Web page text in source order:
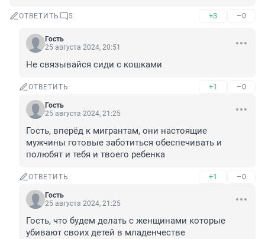
ОТВЕТИТЬ 5 +3 –0
Гость
25 августа 2024, 20:51
Не связывайся сиди с кошками
ОТВЕТИТЬ +1 –0
Гость
25 августа 2024, 21:25
Гость, вперёд к мигрантам, они настоящие
мужчины готовые заботиться обеспечивать и
полюбят и тебя и твоего ребенка
ОТВЕТИТЬ +1 –0
Гость
25 августа 2024, 21:25
Гость, что будем делать с женщинами которые
убивают своих детей в младенчестве